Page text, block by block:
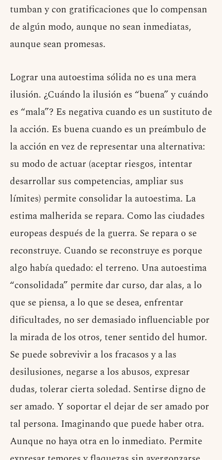
tumban y con gratificaciones que lo compensan
de algún modo, aunque no sean inmediatas,
aunque sean promesas.
Lograr una autoestima sólida no es una mera
ilusión. ¿Cuándo la ilusión es “buena” y cuándo
es “mala”? Es negativa cuando es un sustituto de
la acción. Es buena cuando es un preámbulo de
la acción en vez de representar una alternativa:
su modo de actuar (aceptar riesgos, intentar
desarrollar sus competencias, ampliar sus
límites) permite consolidar la autoestima. La
estima malherida se repara. Como las ciudades
europeas después de la guerra. Se repara o se
reconstruye. Cuando se reconstruye es porque
algo había quedado: el terreno. Una autoestima
“consolidada” permite dar curso, dar alas, a lo
que se piensa, a lo que se desea, enfrentar
dificultades, no ser demasiado influenciable por
la mirada de los otros, tener sentido del humor.
Se puede sobrevivir a los fracasos y a las
desilusiones, negarse a los abusos, expresar
dudas, tolerar cierta soledad. Sentirse digno de
ser amado. Y soportar el dejar de ser amado por
tal persona. Imaginando que puede haber otra.
Aunque no haya otra en lo inmediato. Permite